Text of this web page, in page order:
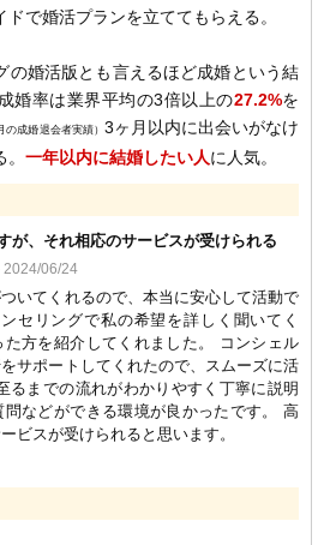
で婚活プランを立ててもらえる。
の婚活版とも言えるほど成婚という結
婚率は業界平均の3倍以上の27.2%を
成婚退会者実績） 3ヶ月以内に出会いがなけ
一年以内に結婚したい人に人気。
が、それ相応のサービスが受けられる
2024/06/24
いてくれるので、本当に安心して活動で
セリングで私の希望を詳しく聞いてく
方を紹介してくれました。 コンシェル
サポートしてくれたので、スムーズに活
るまでの流れがわかりやすく丁寧に説明
などができる環境が良かったです。 高
ビスが受けられると思います。